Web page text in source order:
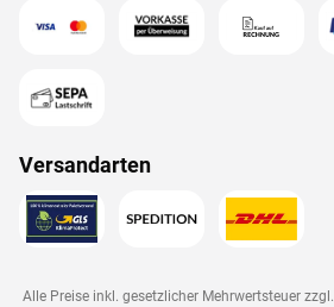
Versandarten
Alle Preise inkl. gesetzlicher Mehrwertsteuer zzgl.